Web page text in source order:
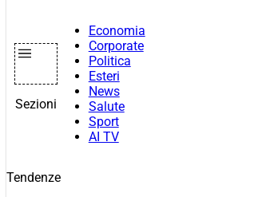
Sezioni
Economia
Corporate
Politica
Esteri
News
Salute
Sport
AI TV
Tendenze